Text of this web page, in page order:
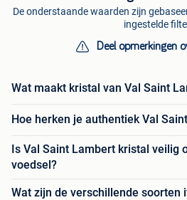
De onderstaande waarden zijn
ingestelde
Deel opmerkingen
Wat maakt kristal van Val Saint
Hoe herken je authentiek Val
Is Val Saint Lambert kristal veilig
voedsel?
Wat zijn de verschillende soorten